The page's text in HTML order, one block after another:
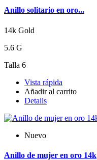
Anillo solitario en oro...
14k Gold
5.6 G
Talla 6
Vista rápida
Añadir al carrito
Details
Nuevo
Anillo de mujer en oro 14k